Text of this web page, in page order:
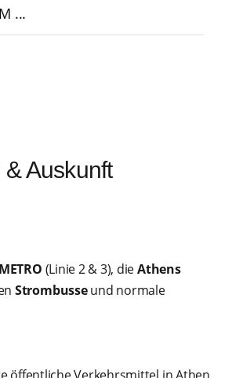
...
Auskunft
METRO (Linie 2 & 3), dieAthens
Strombusseund normale